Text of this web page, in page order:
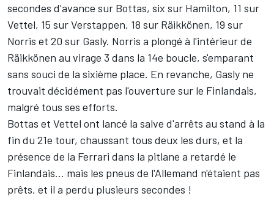
secondes d'avance sur Bottas, six sur Hamilton, 11 sur
Vettel, 15 sur Verstappen, 18 sur Räikkönen, 19 sur
Norris et 20 sur Gasly. Norris a plongé à l'intérieur de
Räikkönen au virage 3 dans la 14e boucle, s'emparant
sans souci de la sixième place. En revanche, Gasly ne
trouvait décidément pas l'ouverture sur le Finlandais,
malgré tous ses efforts.
Bottas et Vettel ont lancé la salve d'arrêts au stand à la
fin du 21e tour, chaussant tous deux les durs, et la
présence de la Ferrari dans la pitlane a retardé le
Finlandais... mais les pneus de l'Allemand n'étaient pas
prêts, et il a perdu plusieurs secondes !